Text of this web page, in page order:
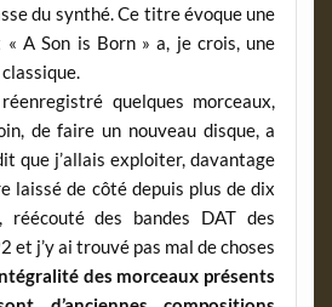
du synthé. Ce titre évoque une
A Son is Born » a, je crois, une
quelques morceaux,
de faire un nouveau disque, a
que j’allais exploiter, davantage
laissé de côté depuis plus de dix
réécouté des bandes DAT des
et j’y ai trouvé pas mal de choses
des morceaux présents